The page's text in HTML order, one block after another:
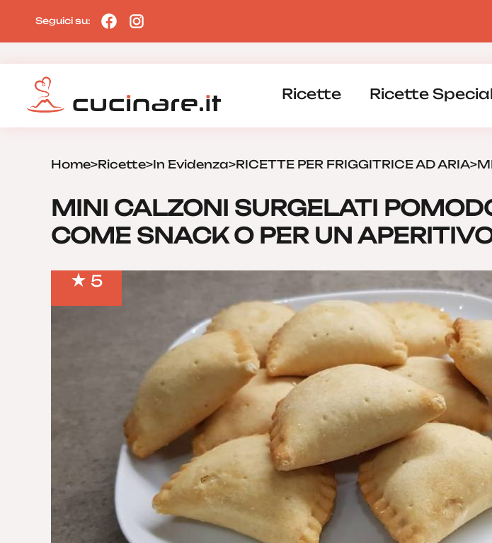
Seguici su:
Ricette Ricette
Home>Ricette>In Evidenza>RICETTE PER FRIGGITRICE AD ARIA>
MINI CALZONI SURGELATI
COME SNACK O PER UN
5